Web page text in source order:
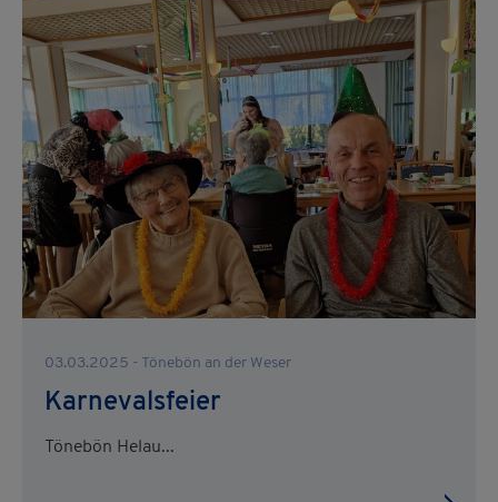
03.03.2025 - Tönebön an der Weser
Karnevalsfeier
Tönebön Helau...